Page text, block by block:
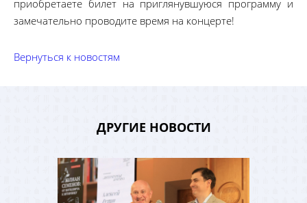
приобретаете билет на приглянувшуюся программу и
замечательно проводите время на концерте!
Вернуться к новостям
ДРУГИЕ НОВОСТИ